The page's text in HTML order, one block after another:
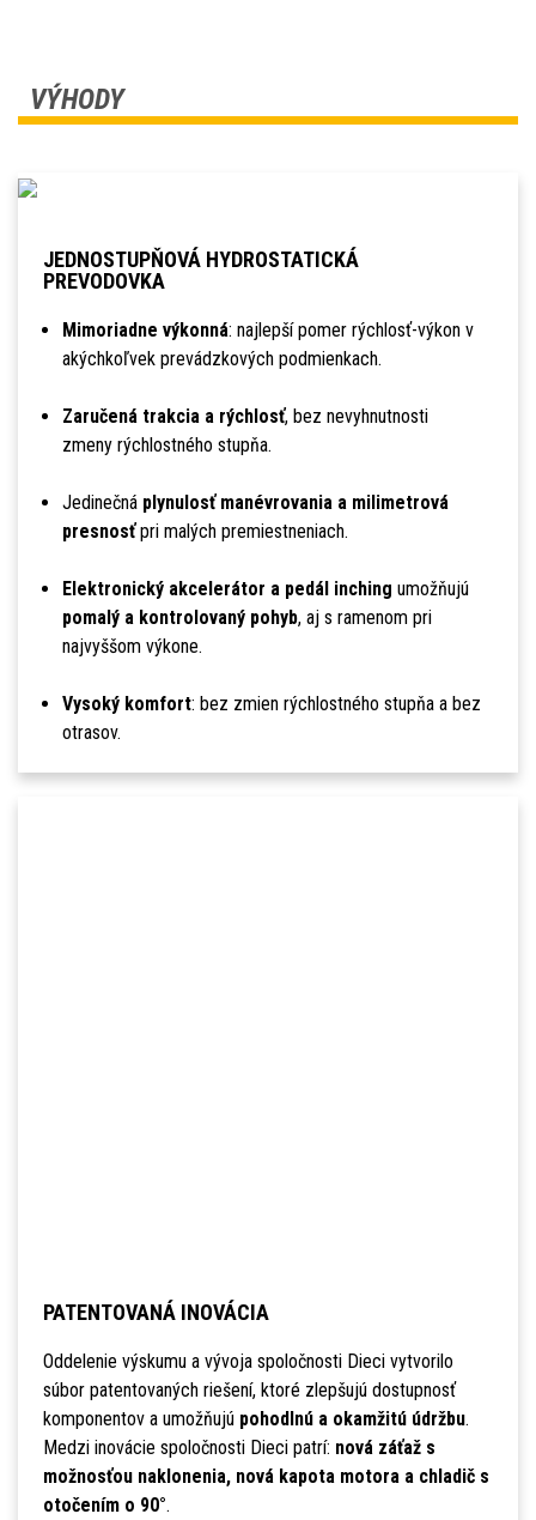
VÝHODY
JEDNOSTUPŇOVÁ HYDROSTATICKÁ
PREVODOVKA
Mimoriadne výkonná: najlepší pomer rýchlosť-výkon v
akýchkoľvek prevádzkových podmienkach.
Zaručená trakcia a rýchlosť, bez nevyhnutnosti
zmeny rýchlostného stupňa.
Jedinečná plynulosť manévrovania a milimetrová
presnosťpri malých premiestneniach.
Elektronický akcelerátor a pedál inching umožňujú
pomalý a kontrolovaný pohyb, aj s ramenom pri
najvyššom výkone.
Vysoký komfort: bez zmien rýchlostného stupňa a bez
otrasov.
PATENTOVANÁ INOVÁCIA
Oddelenie výskumu a vývoja spoločnosti Dieci vytvorilo
súbor patentovaných riešení, ktoré zlepšujú dostupnosť
komponentov a umožňujú pohodlnú a okamžitú údržbu.
Medzi inovácie spoločnosti Dieci patrí: nová záťaž s
možnosťou naklonenia, nová kapota motora a chladič s
otočením o 90°.